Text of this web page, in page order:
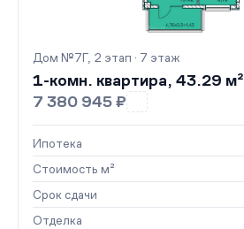
Дом №7Г, 2 этап · 7 этаж
1-комн. квартира, 43.29 м²
7 380 945 ₽
Ипотека
Стоимость м²
Срок сдачи
Отделка